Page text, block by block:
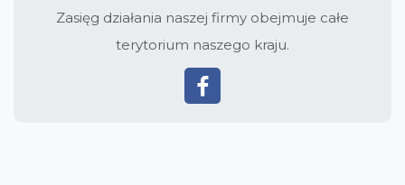
Zasięg działania naszej firmy obejmuje całe
terytorium naszego kraju.